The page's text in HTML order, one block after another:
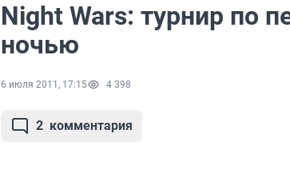
Night Wars: турнир по
ночью
6 июля 2011, 17:15 4 398
2 комментария